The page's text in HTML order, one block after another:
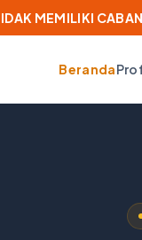
MEMILIKI
Beranda